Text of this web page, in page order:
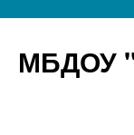
МБДОУ